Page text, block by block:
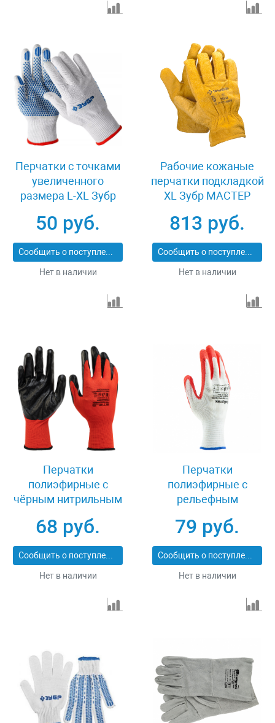
Перчатки с точками
увеличенного
размера L-XL Зубр
50 руб.
Сообщить о поступлении
Нет в наличии
Рабочие кожаные
перчатки подкладкой
XL Зубр МАСТЕР
813 руб.
Сообщить о поступлении
Нет в наличии
Перчатки
полиэфирные с
чёрным нитрильным
13 класс вязки Stels
678705
68 руб.
Сообщить о поступлении
Нет в наличии
Перчатки
полиэфирные с
рельефным
латекса, 15 класс
вязки, 57 г Сибртех
67767
79 руб.
Сообщить о поступлении
Нет в наличии